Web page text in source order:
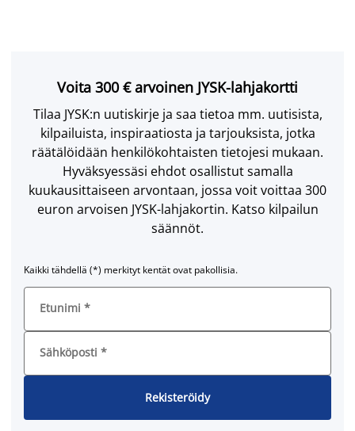
Voita 300 € arvoinen JYSK-lahjakortti
Tilaa JYSK:n uutiskirje ja saa tietoa mm. uutisista,
kilpailuista, inspiraatiosta ja tarjouksista, jotka
räätälöidään henkilökohtaisten tietojesi mukaan.
Hyväksyessäsi ehdot osallistut samalla
kuukausittaiseen arvontaan, jossa voit voittaa 300
euron arvoisen JYSK-lahjakortin. Katso kilpailun
säännöt.
Kaikki tähdellä (*) merkityt kentät ovat pakollisia.
Etunimi *
Sähköposti *
Rekisteröidy